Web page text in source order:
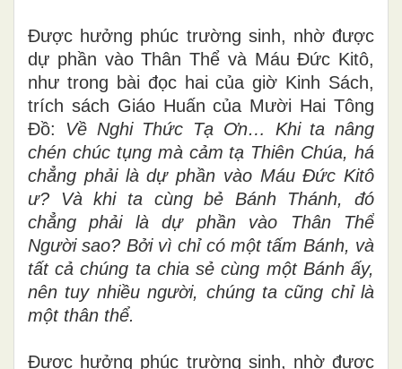
Được hưởng phúc trường sinh, nhờ được
dự phần vào Thân Thể và Máu Đức Kitô,
như trong bài đọc hai của giờ Kinh Sách,
trích sách Giáo Huấn của Mười Hai Tông
Đồ: Về Nghi Thức Tạ Ơn… Khi ta nâng
chén chúc tụng mà cảm tạ Thiên Chúa, há
chẳng phải là dự phần vào Máu Đức Kitô
ư? Và khi ta cùng bẻ Bánh Thánh, đó
chẳng phải là dự phần vào Thân Thể
Người sao? Bởi vì chỉ có một tấm Bánh, và
tất cả chúng ta chia sẻ cùng một Bánh ấy,
nên tuy nhiều người, chúng ta cũng chỉ là
một thân thể.
Được hưởng phúc trường sinh, nhờ được